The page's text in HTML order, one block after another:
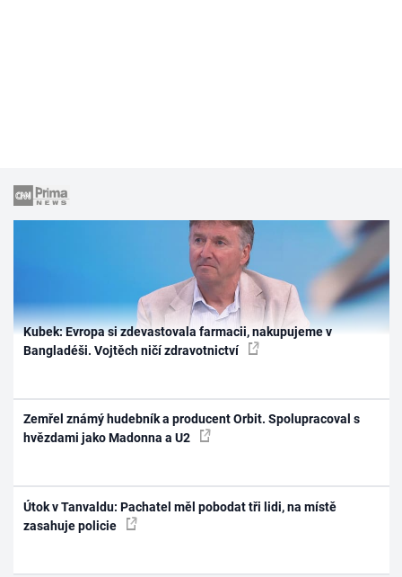
Kubek: Evropa si zdevastovala farmacii, nakupujeme v
Bangladéši. Vojtěch ničí zdravotnictví
Zemřel známý hudebník a producent Orbit. Spolupracoval s
hvězdami jako Madonna a U2
Útok v Tanvaldu: Pachatel měl pobodat tři lidi, na místě
zasahuje policie